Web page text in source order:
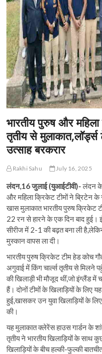
भारतीय पुरुष और
तृतीय से
उत्साह बरकरार
Rakhi Sahu July 16, 2025
लंदन,16 जुलाई (युआईटीवी)-लंदन के
और महिला क्रिकेट टीमों ने ब्रिटेन के
खास मुलाकात भारतीय पुरुष क्रिकेट
22 रन से हारने के एक दिन बाद हुई।
सीरीज में 2-1 की बढ़त बना ली
मुस्कान वापस ला दी।
भारतीय पुरुष क्रिकेट टीम हेड कोच
अगुवाई में किंग चार्ल्स तृतीय से मिलने
की खिलाड़ी भी मौजूद थीं,जो इंग्लैंड
हैं। दोनों टीमों के खिलाड़ियों के लिए
हुई,खासकर उन युवा खिलाड़ियों के
की।
यह मुलाकात क्लेरेंस हाउस गार्डन के
तृतीय ने भारतीय खिलाड़ियों के साथ
खिलाड़ियों के बीच हल्की-फुल्की